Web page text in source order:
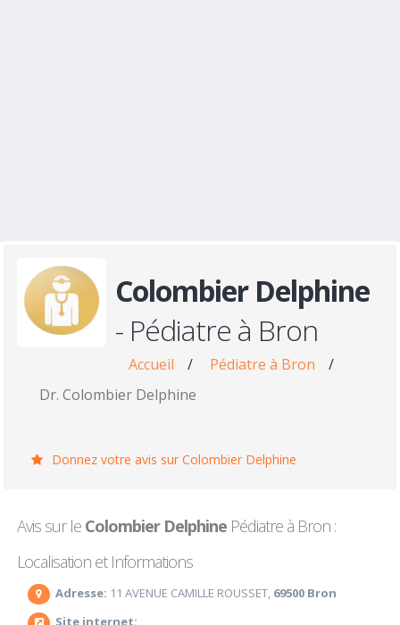
Colombier Delphine
- Pédiatre à Bron
Accueil / Pédiatre à Bron
/
Dr. Colombier Delphine
Donnez votre avis sur Colombier Delphine
Avis sur le Colombier Delphine Pédiatre à Bron :
Localisation et Informations
Adresse: 11 AVENUE CAMILLE ROUSSET, 69500 Bron
Site internet: